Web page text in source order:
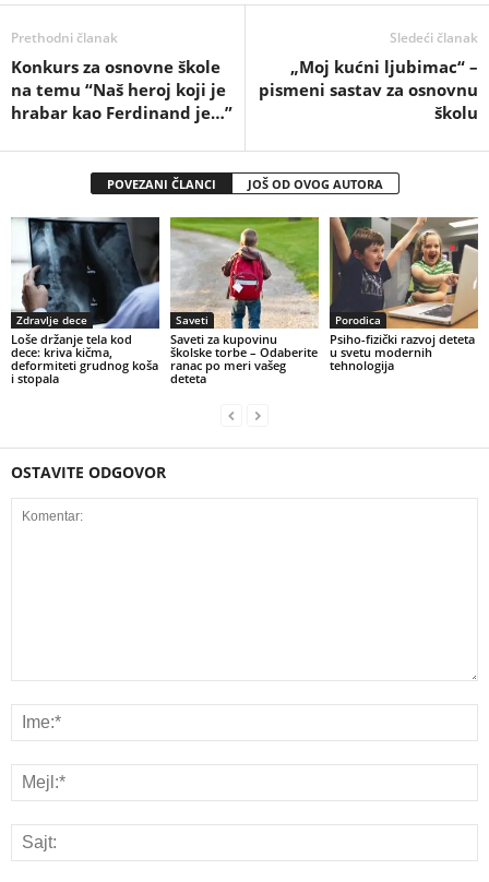
Prethodni članak
Konkurs za osnovne škole
na temu “Naš heroj koji je
hrabar kao Ferdinand je…”
Sledeći članak
„Moj kućni ljubimac“ –
pismeni sastav za osnovnu
školu
POVEZANI ČLANCI JOŠ OD OVOG AUTORA
Zdravlje dece
Loše držanje tela kod
dece: kriva kičma,
deformiteti grudnog koša
i stopala
Saveti
Saveti za kupovinu
školske torbe – Odaberite
ranac po meri vašeg
deteta
Porodica
Psiho-fizički razvoj deteta
u svetu modernih
tehnologija
OSTAVITE ODGOVOR